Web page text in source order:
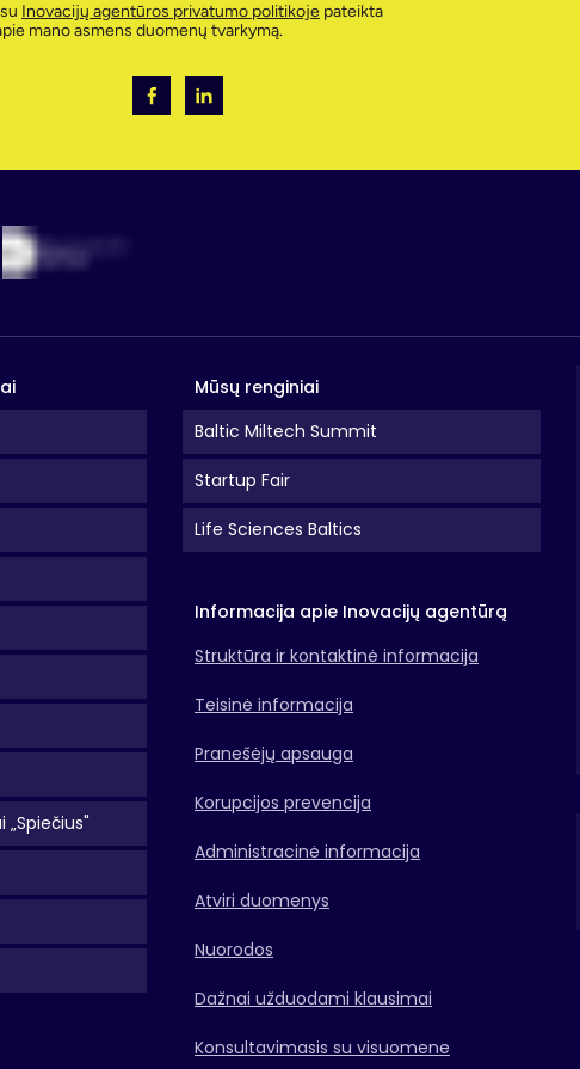
Inovacijų agentūros privatumo politikoje pateikta
mano asmens duomenų tvarkymą.
Mūsų renginiai
Baltic Miltech Summit
Startup Fair
Life Sciences Baltics
Informacija apie Inovacijų agentūrą
Struktūra ir kontaktinė informacija
Teisinė informacija
Pranešėjų apsauga
Korupcijos prevencija
Administracinė informacija
Atviri duomenys
Nuorodos
Dažnai užduodami klausimai
Konsultavimasis su visuomene